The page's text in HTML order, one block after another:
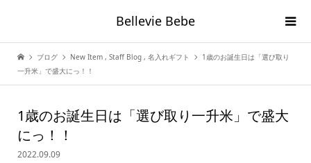
Bellevie Bebe
ブログ New Item , Staff Blog , 名入れギフト
1歳のお誕生日は「選び取り
一升米」で盛大にっ！！
1歳のお誕生日は「選び取り一升米」で盛大
にっ！！
2022.09.09